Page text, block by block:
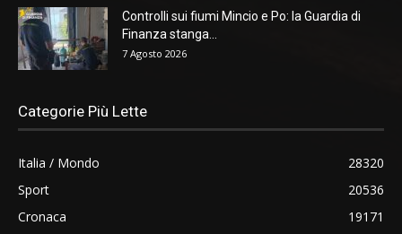
Controlli sui fiumi Mincio e Po: la Guardia di
Finanza stanga...
7 Agosto 2026
Categorie Più Lette
Italia / Mondo
28320
Sport
20536
Cronaca
19171